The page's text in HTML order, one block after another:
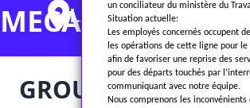
MECANICIEN(NE)
LA PRAIRIE -
GROUPE LA
un conciliateur du ministère du
Situation actuelle:
Les employés concernés occupent
les opérations de cette ligne pour
afin de favoriser une reprise des
pour des départs touchés par
communiquant avec notre équipe.
Nous comprenons les